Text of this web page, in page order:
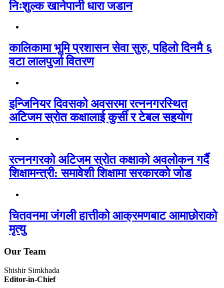
निःशुल्क खानेपानी धारा जडान
कालिकामा भूमि प्रशासन सेवा सुरु, पहिलो दिनमै ६
वटा लालपुर्जा वितरण
इन्जिनियर दिवसको अवसरमा रत्ननगरस्थित
अटिजम स्रोत कक्षालाई कुर्सी र टेबल सहयोग
रत्ननगरको अटिजम स्रोत कक्षाको अवलोकन गर्दै
शिक्षामन्त्री: समावेशी शिक्षामा सरकारको जोड
चितवनमा जंगली हात्तीको आक्रमणबाट आमाछोराको
मृत्यु
Our Team
Shishir Simkhada
Editor-in-Chief